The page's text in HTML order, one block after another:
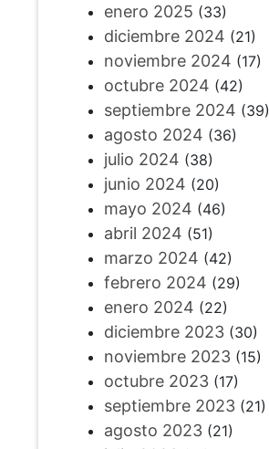
enero 2025 (33)
diciembre 2024 (21)
noviembre 2024 (17)
octubre 2024 (42)
septiembre 2024 (39)
agosto 2024 (36)
julio 2024 (38)
junio 2024 (20)
mayo 2024 (46)
abril 2024 (51)
marzo 2024 (42)
febrero 2024 (29)
enero 2024 (22)
diciembre 2023(30)
noviembre 2023(15)
octubre 2023(17)
septiembre 2023(21)
agosto 2023(21)